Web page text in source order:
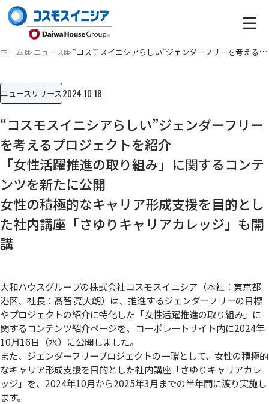
ホーム ニュース “コスモスイニシアらしい”ジェンダーフリーを考えるプロジェク…
ニュースリリース2024.10.18
“コスモスイニシアらしい”ジェンダーフリー
を考えるプロジェクトを紹介
「女性活躍推進の取り組み」に関するコンテ
ンツを新たに公開
女性の積極的なキャリア形成支援を目的とし
た社内講座「さゆりキャリアカレッジ」も開
講
大和ハウスグループの株式会社コスモスイニシア（本社：東京都
港区、社長：髙智 亮大朗）は、推進するジェンダーフリーの目標
やプロジェクトの紹介に特化した「女性活躍推進の取り組み」に
関するコンテンツ紹介ページを、コーポレートサイト内に2024年
10月16日（水）に公開しました。
また、ジェンダーフリープロジェクトの一環として、女性の積極的
なキャリア形成支援を目的とした社内講座「さゆりキャリアカレ
ッジ」を、2024年10月から2025年3月までの半年間に渡り実施し
ます。